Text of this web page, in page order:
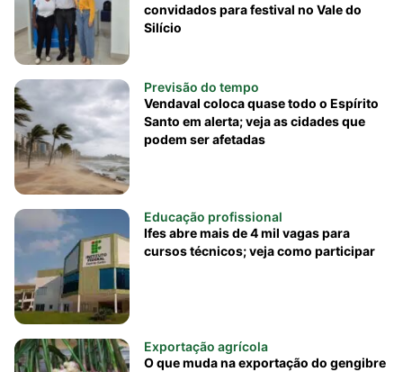
convidados para festival no Vale do
Silício
Previsão do tempo
Vendaval coloca quase todo o Espírito
Santo em alerta; veja as cidades que
podem ser afetadas
Educação profissional
Ifes abre mais de 4 mil vagas para
cursos técnicos; veja como participar
Exportação agrícola
O que muda na exportação do gengibre